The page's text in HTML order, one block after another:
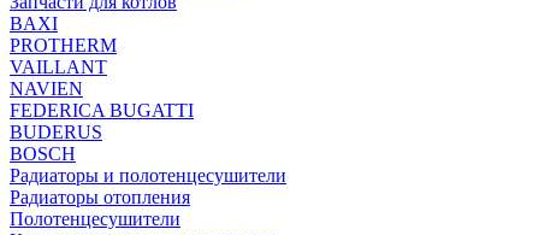
BAXI
PROTHERM
VAILLANT
NAVIEN
FEDERICA BUGATTI
BUDERUS
BOSCH
Радиаторы и полотенцесушители
Радиаторы отопления
Полотенцесушители